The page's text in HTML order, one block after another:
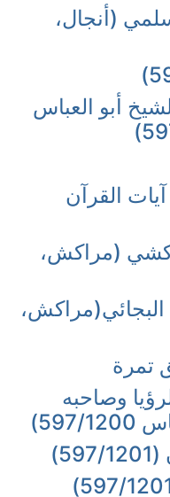
(أنجال،
أبو العباس
القرآن
(مراكش،
البجائي(مراكش،
تمرة
وصاحبه